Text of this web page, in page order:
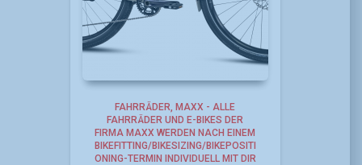
FAHRRÄDER MAXX - ALLE
FAHRRÄDER UND E-BIKES DER
FIRMA MAXX WERDEN NACH EINEM
BIKEFITTING/BIKESIZING/BIKEPOSITI
ONING-TERMIN INDIVIDUELL MIT DIR